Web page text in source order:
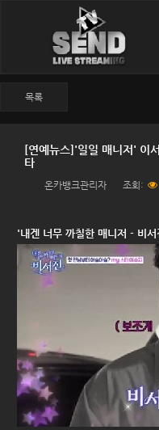
목록
[연예뉴스]'일일 매니저' 이
타
온카뱅크관리자 조회:
'내겐 너무 까칠한 매니저 - 비